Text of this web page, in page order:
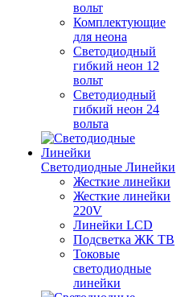
вольт
Комплектующие
для неона
Светодиодный
гибкий неон 12
вольт
Светодиодный
гибкий неон 24
вольта
Светодиодные Линейки
Жесткие линейки
Жесткие линейки
220V
Линейки LCD
Подсветка ЖК ТВ
Токовые
светодиодные
линейки